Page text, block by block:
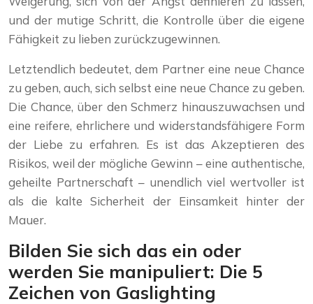
und der mutige Schritt, die Kontrolle über die eigene
Fähigkeit zu lieben zurückzugewinnen.
Letztendlich bedeutet, dem Partner eine neue Chance
zu geben, auch, sich selbst eine neue Chance zu geben.
Die Chance, über den Schmerz hinauszuwachsen und
eine reifere, ehrlichere und widerstandsfähigere Form
der Liebe zu erfahren. Es ist das Akzeptieren des
Risikos, weil der mögliche Gewinn – eine authentische,
geheilte Partnerschaft – unendlich viel wertvoller ist
als die kalte Sicherheit der Einsamkeit hinter der
Mauer.
Bilden Sie sich das ein oder
werden Sie manipuliert: Die 5
Zeichen von Gaslighting